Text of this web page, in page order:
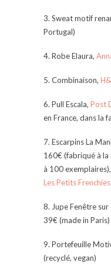
3. Sweat motif
Portugal)
4. Robe Elaura,
5. Combinaison,
6. Pull Escala, Post
en France, dans la
7. Escarpins La
160€ (fabriqué à
à 100
Les Petits Frenchies
8. Jupe Fenêtre sur
39€ (made in Paris)
9. Portefeuille
(recyclé, vegan)